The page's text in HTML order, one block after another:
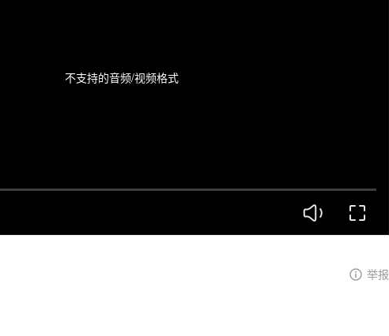
不支持的音频/视频格式
举报